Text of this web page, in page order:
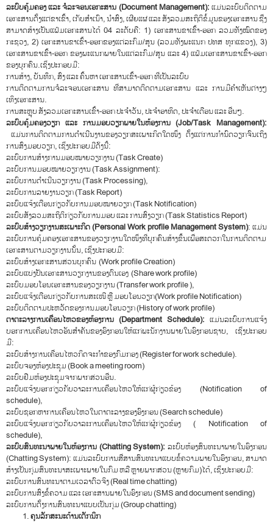
ລະບົບຄຸ້ມຄອງ ແລະ ຈໍລະຈອນເອກະສານ (Document Management):ແມ່ນລະບົບຕິດຕາມ
ເອກະສານຕັ້ງແຕ່ຂາເຂົ້າ, ເກັບສຳເນົາ, ນຳສົ່ງ, ເຜີຍແຜ່ ແລະ ສັງລວມສະຖິຕິຂໍ້ມູນຂອງເອກະສານ ຊື່ງ
ສາມາດສ້າງເປັນແຟ້ມເອກະສານໄດ້ 04 ລະດັບຄື: 1) ເອກະສານຂາເຂົ້າ-ອອກ ລວມທັງໝົດຂອງ
ກະຊວງ, 2) ເອກະສານຂາເຂົ້າ-ອອກຂອງແຕ່ລະກົມ/ສູນ (ລວມທັງພະແນກ ປທສ ທຸກແຂວງ), 3)
ເອກະສານຂາເຂົ້າ-ອອກ ຂອງພະແນກພາຍໃນແຕ່ລະກົມ/ສູນ ແລະ 4) ແຟ້ມເອກະສານຂາເຂົ້າ-ອອກ
ຂອງບຸກຄົນ.ເຊິ່ງປະກອບມີ:
ການສ້າງ, ບັນທຶກ, ສົ່ງ ແລະ ຄົ້ນຫາ ເອກະສານເຂົ້າ-ອອກ ທີ່ເປັນລະບົບ
ການຕິດຕາມການຈໍລະຈອນເອກະສານ ທີ່ສາມາດຕິດຕາມເອກະສານ ແລະ ການມີຄຳເຫັນຕ່າງໆ
ເທິງເອກະສານ.
ການສະຫຼຸບ ສັງລວມເອກະສານເຂົ້າ-ອອກ ປະຈຳວັນ, ປະຈຳອາທິດ, ປະຈຳເດືອນ ແລະ ອື່ນໆ.
ລະບົບຄຸ້ມຄອງວຽກ ແລະ ການມອບວຽກພາຍໃນຫ້ອງການ (Job/Task Management):
ແມ່ນການຕິດຕາມການດຳເນີນງານຂອງວຽກສະເພາະກິດໃດໜຶ່ງ ຕັ້ງແຕ່ການກຳນົດວຽກຈົນເຖິງ
ການສົ່ງມອບວຽກ, ເຊິ່ງປະກອບມີດັ່ງນີ້:
ລະບົບການສ້າງການມອບໝາຍວຽກງານ (Task Create)
ລະບົບການມອບໝາຍວຽກງານ (Task Assignment):
ລະບົບການດຳເນີນວຽກງານ (Task Processing),
ລະບົບການລາຍງານວຽກ (Task Report)
ລະບົບແຈ້ງເຕືອນກ່ຽວກັບການມອບໝາຍວຽກ (Task Notification)
ລະບົບສັງລວມສະຖິຕິກ່ຽວກັບການມອບ ແລະ ການສົ່ງວຽກ (Task Statistics Report)
ລະບົບສ້າງວຽກງານສະເພາະກິດ(Personal Work profile Management System): ແມ່ນ
ລະບົບການຄຸ້ມຄອງເອກະສານຂອງວຽກງານໃດໜຶ່ງທີ່ບຸກຄົນສ້າງຂຶ້ນເພື່ອສະດວກໃນການຕິດຕາມ
ເອກະສານຕາມວຽກງານນັ້ນ, ເຊິ່ງປະກອບມີ:
ລະບົບສ້າງເອກະສານສ່ວນບຸກຄົນ (Work profile Creation)
ລະບົບແບ່ງປັນເອກະສານວຽກງານຂອງຕົນເອງ (Share work profile)
ລະບົບມອບໂອນເອກະສານຂອງວຽກງານ (Transfer work profile ),
ລະບົບແຈ້ງເຕືອນກ່ຽວກັບການສະເໜີ ຫຼື ມອບໂອນວຽກ(Work profile Notification)
ລະບົບຕິດຕາມປະຫວັດຂອງການມອບໂອນວຽກ (History of work profile)
ຕາຕະລາງການເຄື່ອນໄຫວຂອງຫ້ອງການ (Department Schedule): ແມ່ນລະບົບການແຈ້ງ
ບອກການເຄື່ອນໄຫວອັນສຳຄັນຂອງອົງກອນໃຫ້ແກ່ພະນັກງານພາຍໃນອົງກອນຊາບ, ເຊິ່ງປະກອບ
ມີ:
ລະບົບສ້າງການເຄື່ອນໄຫວກິດຈະກຳຂອງກົມກອງ (Register for work schedule).
ລະບົບຈອງຫ້ອງປະຊຸມ (Book a meeting room)
ລະບົບຢືມຫ້ອງປະຊຸມຈາກພາກສ່ວນອື່ນ.
ລະບົບແຈ້ງບອກກ່ຽວກັບວາລະການເຄື່ອນໄຫວໃຫ້ແກ່ຜູ້ກ່ຽວຂ້ອງ (Notification of
schedule),
ລະບົບຊອກຫາການເຄື່ອນໄຫວໃນຕາຕະລາງຂອງອົງກອນ (Search schedule)
ລະບົບແຈ້ງບອກກ່ຽວກັບວາລະການເຄື່ອນໄຫວໃຫ້ແກ່ຜູ້ກ່ຽວຂ້ອງ ( Notification of
schedule),
ລະບົບສົນທະນາພາຍໃນຫ້ອງການ (Chatting System):ລະບົບຫ້ອງສົນທະນາພາຍໃນອົງກອນ
(Chatting System): ແມ່ນລະບົບການສື່ສານສົນທະນາແບບຂໍ້ຄວາມພາຍໃນອົງກອນ, ສາມາດ
ສ້າງເປັນກຸ່ມສົນທະນາສະເພາະພາຍໃນກົມ ຫລື ຫຼາຍພາກສ່ວນ (ຫຼາຍກົມ)ໄດ້, ເຊິ່ງປະກອບມີ:
ລະບົບການສົນທະນາຕາມເວລາຕົວຈິງ (Real time chatting)
ລະບົບການສົ່ງຂໍ້ຄວາມ ແລະ ເອກະສານພາຍໃນອົງກອນ (SMS and document sending)
ລະບົບການຕັ້ງການສົນທະນາແບບເປັນກຸ່ມ (Group chatting)
ຄຸນລັກສະນະດ້ານເຕັກນິກ